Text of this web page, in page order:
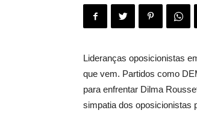
Lideranças oposicionistas
que vem. Partidos como
para enfrentar Dilma
simpatia dos oposicionistas